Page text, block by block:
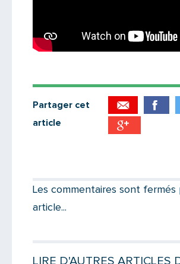
Partager cet
article
Les commentaires sont
article...
LIRE D'AUTRES ARTICLES